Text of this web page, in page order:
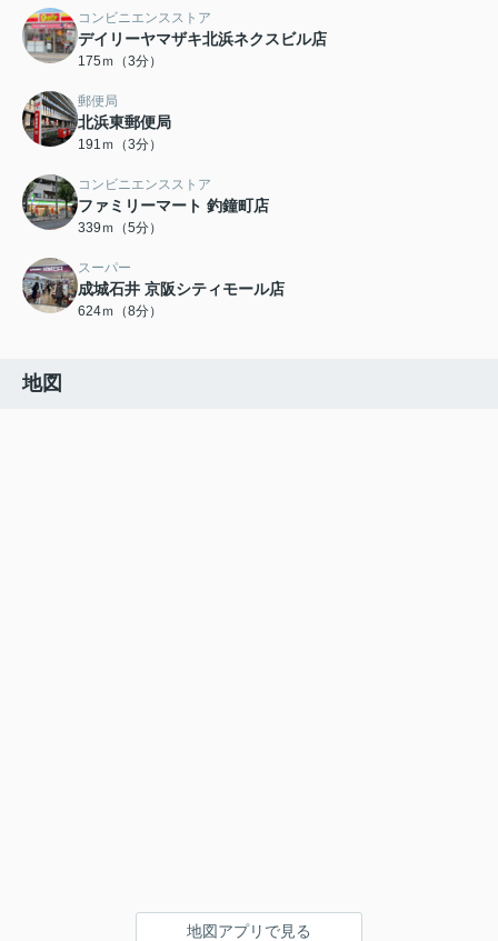
コンビニエンスストア
デイリーヤマザキ北浜ネクスビル店
175ｍ（3分）
郵便局
北浜東郵便局
191ｍ（3分）
コンビニエンスストア
ファミリーマート 釣鐘町店
339ｍ（5分）
スーパー
成城石井 京阪シティモール店
624ｍ（8分）
地図
地図アプリで見る